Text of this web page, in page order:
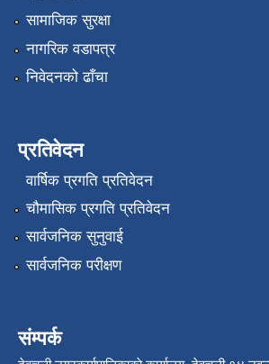
सामाजिक सुरक्षा
नागरिक वडापत्र
निवेदनको ढाँचा
प्रतिवेदन
वार्षिक प्रगति प्रतिवेदन
चौमासिक प्रगति प्रतिवेदन
सार्वजनिक सुनुवाई
सार्वजनिक परीक्षण
संम्पर्क